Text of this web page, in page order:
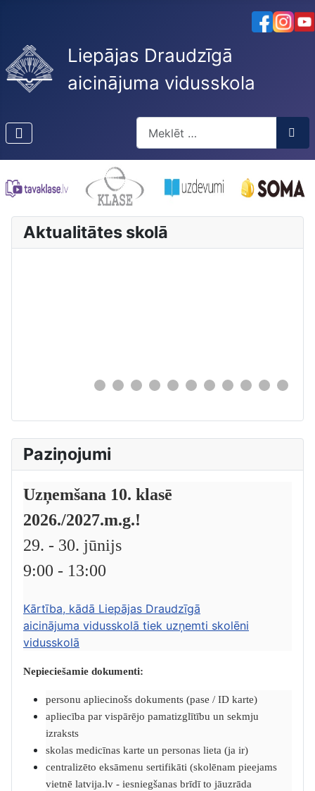
Liepājas Draudzīgā
aicinājuma vidusskola
Type 2 or more characters for
Aktualitātes skolā
Paziņojumi
Uzņemšana 10. klasē
2026./2027.m.g.!
29. - 30. jūnijs
9:00 - 13:00
Kārtība, kādā Liepājas Draudzīgā
aicinājuma vidusskolā tiek uzņemti skolēni
vidusskolā
Nepieciešamie dokumenti:
personu apliecinošs dokuments (pase / ID karte)
apliecība par vispārējo pamatizglītību un sekmju
izraksts
skolas medicīnas karte un personas lieta (ja ir)
centralizēto eksāmenu sertifikāti (skolēnam pieejams
vietnē latvija.lv - iesniegšanas brīdī to jāuzrāda